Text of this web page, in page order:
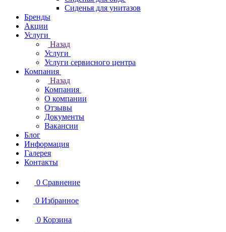
Сиденья для унитазов
Бренды
Акции
Услуги
Назад
Услуги
Услуги сервисного центра
Компания
Назад
Компания
О компании
Отзывы
Документы
Вакансии
Блог
Информация
Галерея
Контакты
0 Сравнение
0 Избранное
0 Корзина